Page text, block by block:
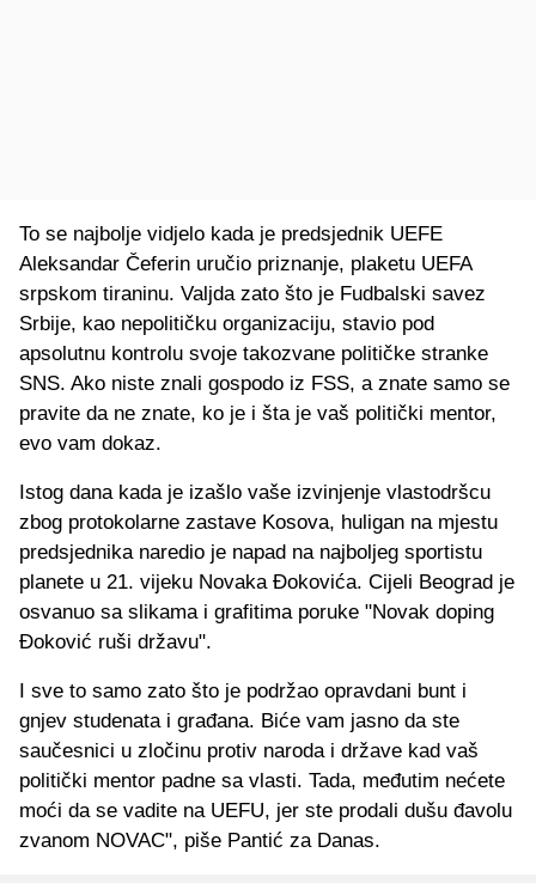
To se najbolje vidjelo kada je predsjednik UEFE
Aleksandar Čeferin uručio priznanje, plaketu UEFA
srpskom tiraninu. Valjda zato što je Fudbalski savez
Srbije, kao nepolitičku organizaciju, stavio pod
apsolutnu kontrolu svoje takozvane političke stranke
SNS. Ako niste znali gospodo iz FSS, a znate samo se
pravite da ne znate, ko je i šta je vaš politički mentor,
evo vam dokaz.
Istog dana kada je izašlo vaše izvinjenje vlastodršcu
zbog protokolarne zastave Kosova, huligan na mjestu
predsjednika naredio je napad na najboljeg sportistu
planete u 21. vijeku Novaka Đokovića. Cijeli Beograd je
osvanuo sa slikama i grafitima poruke "Novak doping
Đoković ruši državu".
I sve to samo zato što je podržao opravdani bunt i
gnjev studenata i građana. Biće vam jasno da ste
saučesnici u zločinu protiv naroda i države kad vaš
politički mentor padne sa vlasti. Tada, međutim nećete
moći da se vadite na UEFU, jer ste prodali dušu đavolu
zvanom NOVAC", piše Pantić za Danas.